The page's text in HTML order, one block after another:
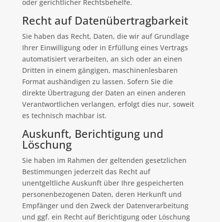
oder gerichtlicher Rechtsbehelfe.
Recht auf Daten­übertrag­barkeit
Sie haben das Recht, Daten, die wir auf Grundlage
Ihrer Einwilligung oder in Erfüllung eines Vertrags
automatisiert verarbeiten, an sich oder an einen
Dritten in einem gängigen, maschinenlesbaren
Format aushändigen zu lassen. Sofern Sie die
direkte Übertragung der Daten an einen anderen
Verantwortlichen verlangen, erfolgt dies nur, soweit
es technisch machbar ist.
Auskunft, Berichtigung und
Löschung
Sie haben im Rahmen der geltenden gesetzlichen
Bestimmungen jederzeit das Recht auf
unentgeltliche Auskunft über Ihre gespeicherten
personenbezogenen Daten, deren Herkunft und
Empfänger und den Zweck der Datenverarbeitung
und ggf. ein Recht auf Berichtigung oder Löschung